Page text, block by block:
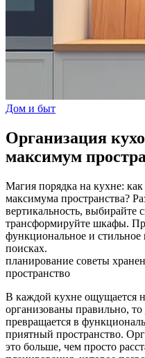
Дом и быт
Организация
максимум
Магия порядка на кухне:
максимума пространства?
вертикальность, выбирайте
трансформируйте шкафы.
функциональное и стильное
поисках.
планирование советы
пространство
В каждой кухне ощущается
организованы правильно,
превращается в
приятный пространство.
это больше, чем просто